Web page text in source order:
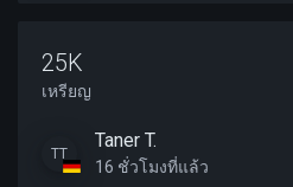
25K
เหรียญ
TT
Taner T.
16 ชั่วโมงที่แล้ว